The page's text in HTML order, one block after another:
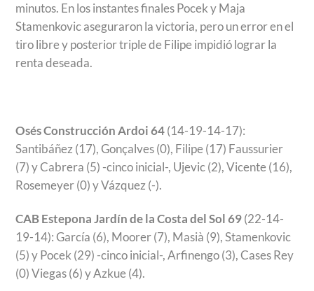
minutos. En los instantes finales Pocek y Maja
Stamenkovic aseguraron la victoria, pero un error en el
tiro libre y posterior triple de Filipe impidió lograr la
renta deseada.
Osés Construcción Ardoi 64(14-19-14-17):
Santibáñez (17), Gonçalves (0), Filipe (17) Faussurier
(7) y Cabrera (5) -cinco inicial-, Ujevic (2), Vicente (16),
Rosemeyer (0) y Vázquez (-).
CAB Estepona Jardín de la Costa del Sol 69(22-14-
19-14): García (6), Moorer (7), Masià (9), Stamenkovic
(5) y Pocek (29) -cinco inicial-, Arfinengo (3), Cases Rey
(0) Viegas (6) y Azkue (4).